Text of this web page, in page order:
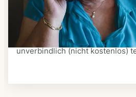
schriftlich oder im Online-Shop
Ein Kurier liefert Ihnen das
vereinbarten Zeitpunkt nach
Anbietern können Sie Essen auf
unverbindlich (nicht kostenlos)